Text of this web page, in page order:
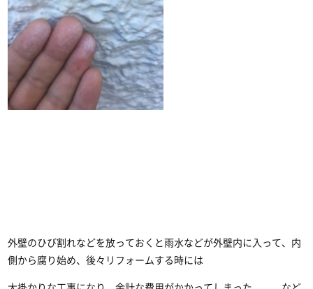
外壁のひび割れなどを放っておくと雨水などが外壁内に入って、内
側から腐り始め、後々リフォームする時には